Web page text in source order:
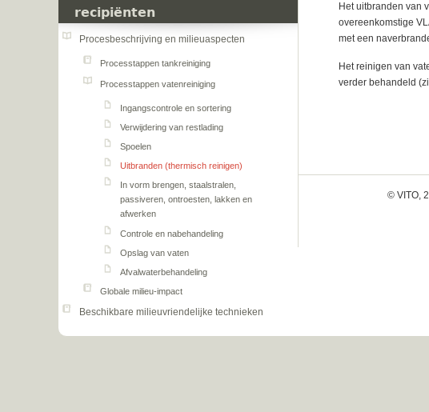
recipiënten
Procesbeschrijving en milieuaspecten
Processtappen tankreiniging
Processtappen vatenreiniging
Ingangscontrole en sortering
Verwijdering van restlading
Spoelen
Uitbranden (thermisch reinigen)
In vorm brengen, staalstralen,
passiveren, ontroesten, lakken en
afwerken
Controle en nabehandeling
Opslag van vaten
Afvalwaterbehandeling
Globale milieu-impact
Beschikbare milieuvriendelijke technieken
Het uitbranden van
overeenkomstige
met een
Het reinigen van
verder behandeld
© VITO,